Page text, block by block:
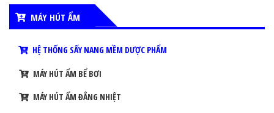
MÁY HÚT ẨM
HỆ THỐNG SẤY NANG MỀM DƯỢC PHẨM
MÁY HÚT ẨM BỂ BƠI
MÁY HÚT ẨM ĐẲNG NHIỆT